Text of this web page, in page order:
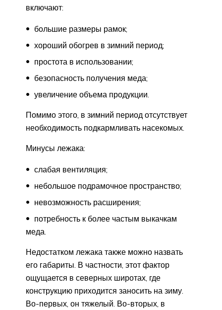
включают:
большие размеры рамок;
хороший обогрев в зимний период;
простота в использовании;
безопасность получения меда;
увеличение объема продукции.
Помимо этого, в зимний период отсутствует
необходимость подкармливать насекомых.
Минусы лежака:
слабая вентиляция;
небольшое подрамочное пространство;
невозможность расширения;
потребность к более частым выкачкам
меда.
Недостатком лежака также можно назвать
его габариты. В частности, этот фактор
ощущается в северных широтах, где
конструкцию приходится заносить на зиму.
Во-первых, он тяжелый. Во-вторых, в